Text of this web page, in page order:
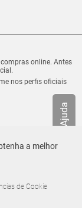
a melhor
de Cookie
Ajuda
online. Antes
nos perfis oficiais
37.640-000 –